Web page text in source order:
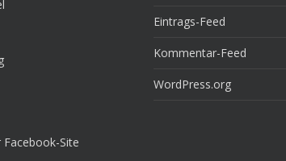
Site
Eintrags-Feed
Kommentar-Feed
WordPress.org